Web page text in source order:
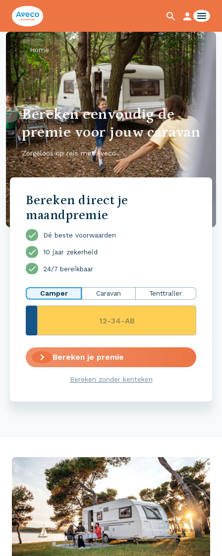
Home
Bereken eenvoudig de
premie voor jouw caravan
Zorgeloos op reis met Aveco
Bereken direct je
maandpremie
Dé beste voorwaarden
10 jaar zekerheid
24/7 bereikbaar
Camper Caravan Tenttrailer
Bereken je premie
Bereken zonder kenteken